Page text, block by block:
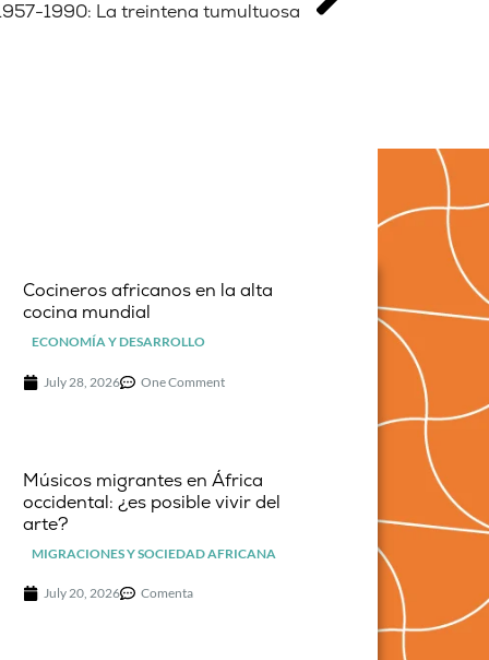
1990: La treintena tumultuosa
Cocineros africanos en la alta
cocina mundial
ECONOMÍA Y DESARROLLO
July 28, 2026 One Comment
Músicos migrantes en África
occidental: ¿es posible vivir del
arte?
MIGRACIONES Y SOCIEDAD AFRICANA
July 20, 2026 Comenta